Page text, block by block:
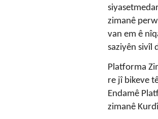
zimanê
van em ê
saziyên sivîl
Platforma
re jî bikeve
Endamê
zimanê